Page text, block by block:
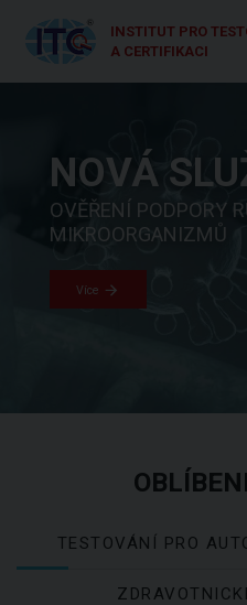
INSTITUT PRO
A CERTIFIKACI
SVĚT
INSPEKCE |
NOVÁ
OVĚŘENÍ PODPORY
MIKROORGANIZMŮ
Více
POSKYTOVATELEM
SPOLEČNOSTI
TESTOVÁNÍ PRO